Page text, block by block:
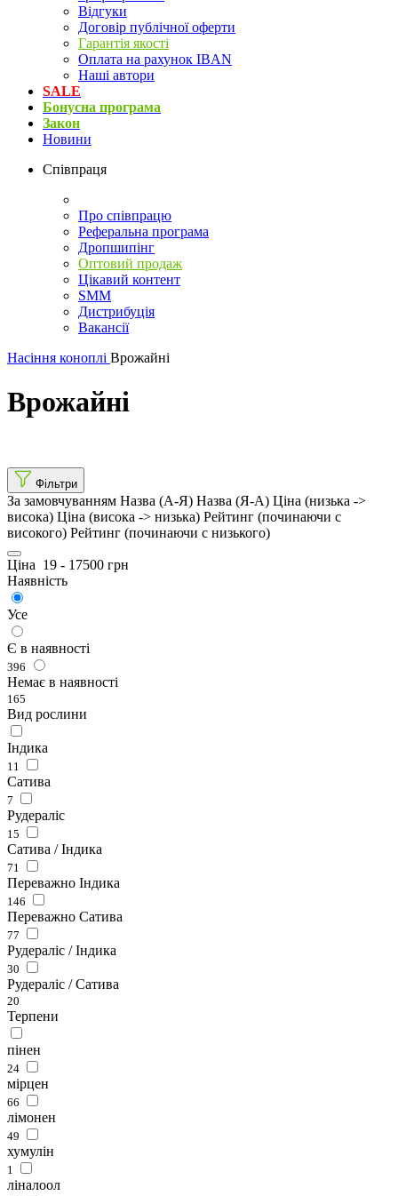
Відгуки
Договір публічної оферти
Гарантія якості
Оплата на рахунок IBAN
Наші автори
SALE
Бонусна програма
Закон
Новини
Співпраця
Про співпрацю
Реферальна програма
Дропшипінг
Оптовий продаж
Цікавий контент
SMM
Дистрибуція
Вакансії
Насіння коноплі Врожайні
Врожайні
Фільтри
За замовчуванням Назва (А-Я) Назва (Я-А) Ціна (низька ->
висока) Ціна (висока -> низька) Рейтинг (починаючи с
високого) Рейтинг (починаючи с низького)
Ціна 19 - 17500 грн
Наявність
Усе
Є в наявності
396
Немає в наявності
165
Вид рослини
Індика
11
Сатива
7
Рудераліс
15
Сатива / Індика
71
Переважно Індика
146
Переважно Сатива
77
Рудераліс / Індика
30
Рудераліс / Сатива
20
Терпени
пінен
24
мірцен
66
лімонен
49
хумулін
1
ліналоол